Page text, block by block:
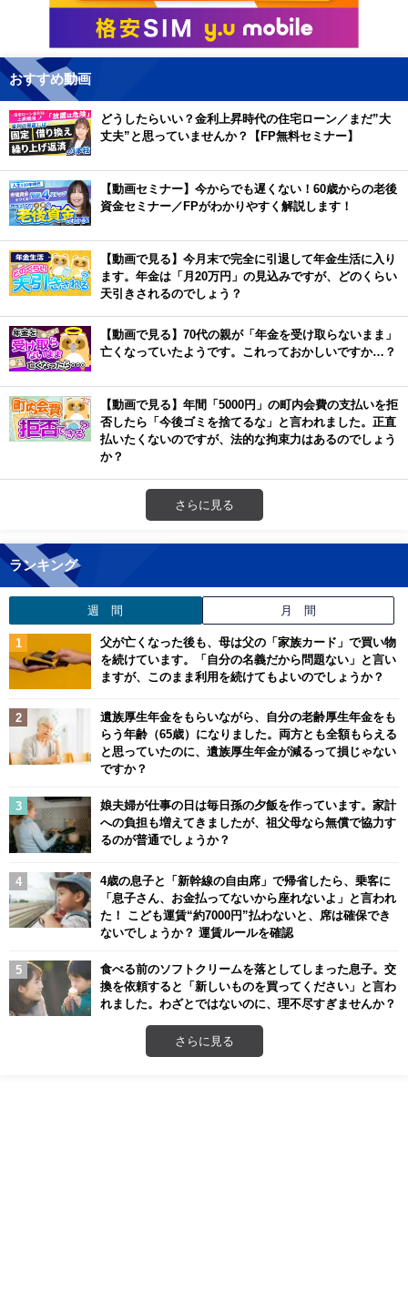
おすすめ動画
どうしたらいい？金利上昇時代の住宅ローン／まだ”大
丈夫”と思っていませんか？【FP無料セミナー】
【動画セミナー】今からでも遅くない！60歳からの老後
資金セミナー／FPがわかりやすく解説します！
【動画で見る】今月末で完全に引退して年金生活に入り
ます。年金は「月20万円」の見込みですが、どのくらい
天引きされるのでしょう？
【動画で見る】70代の親が「年金を受け取らないまま」
亡くなっていたようです。これっておかしいですか…？
【動画で見る】年間「5000円」の町内会費の支払いを拒
否したら「今後ゴミを捨てるな」と言われました。正直
払いたくないのですが、法的な拘束力はあるのでしょう
か？
さらに見る
ランキング
週 間 月 間
父が亡くなった後も、母は父の「家族カード」で買い物
を続けています。「自分の名義だから問題ない」と言い
ますが、このまま利用を続けてもよいのでしょうか？
遺族厚生年金をもらいながら、自分の老齢厚生年金をも
らう年齢（65歳）になりました。両方とも全額もらえる
と思っていたのに、遺族厚生年金が減るって損じゃない
ですか？
娘夫婦が仕事の日は毎日孫の夕飯を作っています。家計
への負担も増えてきましたが、祖父母なら無償で協力す
るのが普通でしょうか？
4歳の息子と「新幹線の自由席」で帰省したら、乗客に
「息子さん、お金払ってないから座れないよ」と言われ
た！ こども運賃“約7000円”払わないと、席は確保でき
ないでしょうか？ 運賃ルールを確認
食べる前のソフトクリームを落としてしまった息子。交
換を依頼すると「新しいものを買ってください」と言わ
れました。わざとではないのに、理不尽すぎませんか？
さらに見る